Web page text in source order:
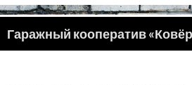
Гаражный кооператив
ПЕРЕЙТИ